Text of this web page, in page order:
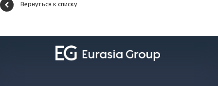
Вернуться к списку